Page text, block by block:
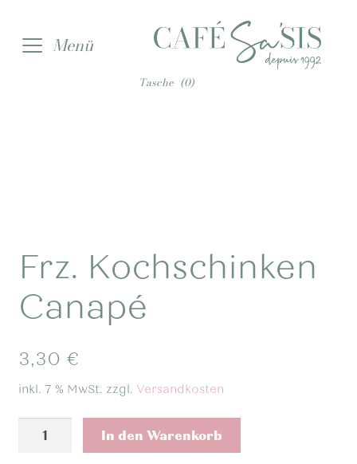
Navigation
InhaltMenü
Tasche (0)
Frz. Kochschinken
Canapé
3,30 €
inkl. 7 % MwSt. zzgl. Versandkosten
In den Warenkorb